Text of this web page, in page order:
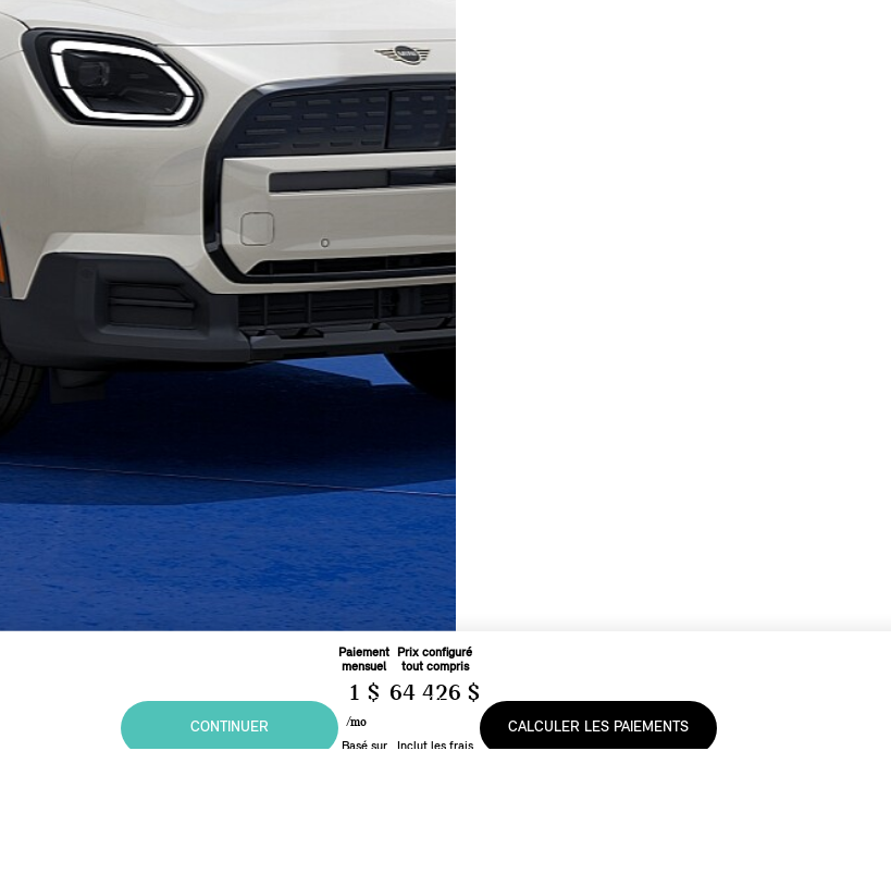
CONTINUER
Paiement
mensuel
1 $
/mo
Basé sur
Prix configuré
tout compris
64 426 $
Inclut les frais
CALCULER LES PAIEMENTS